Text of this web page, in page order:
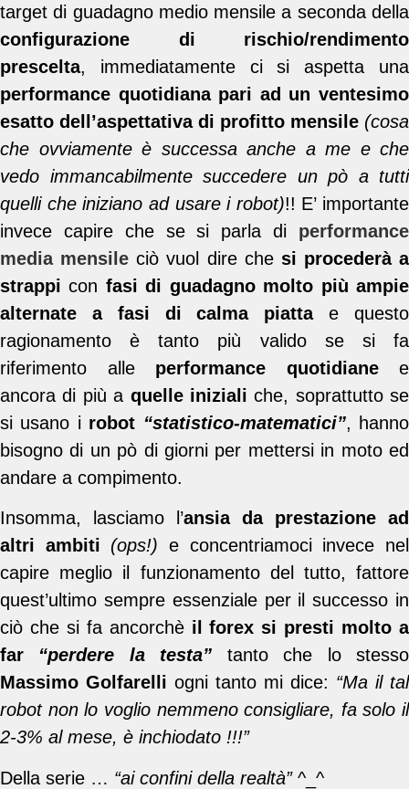
target di guadagno medio mensile a seconda della
configurazione di rischio/rendimento
prescelta, immediatamente ci si aspetta una
performance quotidiana pari ad un ventesimo
esatto dell’aspettativa di profitto mensile (cosa
che ovviamente è successa anche a me e che
vedo immancabilmente succedere un pò a tutti
quelli che iniziano ad usare i robot)!! E’ importante
invece capire che se si parla di performance
media mensile ciò vuol dire che si procederà a
strappi con fasi di guadagno molto più ampie
alternate a fasi di calma piattae questo
ragionamento è tanto più valido se si fa
riferimento alle performance quotidianee
ancora di più a quelle inizialiche, soprattutto se
si usano i robot “statistico-matematici”, hanno
bisogno di un pò di giorni per mettersi in moto ed
andare a compimento.
Insomma, lasciamo l’ansia da prestazione ad
altri ambiti (ops!)e concentriamoci invece nel
capire meglio il funzionamento del tutto, fattore
quest’ultimo sempre essenziale per il successo in
ciò che si fa ancorchè il forex si presti molto a
far “perdere la testa” tanto che lo stesso
Massimo Golfarelli ogni tanto mi dice: “Ma il tal
robot non lo voglio nemmeno consigliare, fa solo il
2-3% al mese, è inchiodato !!!”
Della serie … “ai confini della realtà”^_^